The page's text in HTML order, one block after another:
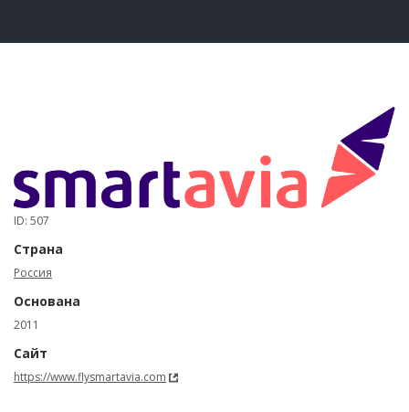
ID: 507
Страна
Россия
Основана
2011
Сайт
https://www.flysmartavia.com